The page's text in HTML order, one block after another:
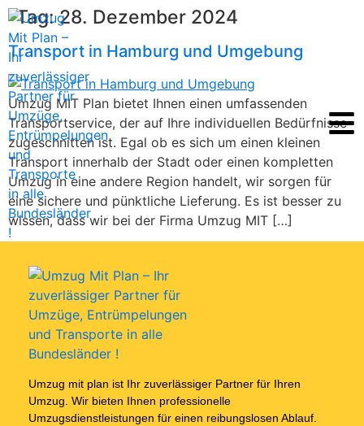
Tag:28. Dezember 2024
Transport in Hamburg und Umgebung
Umzug MIT Plan bietet Ihnen einen umfassenden
Transportservice, der auf Ihre individuellen Bedürfnisse
zugeschnitten ist. Egal ob es sich um einen kleinen
Transport innerhalb der Stadt oder einen kompletten
Umzug in eine andere Region handelt, wir sorgen für
eine sichere und pünktliche Lieferung. Es ist besser zu
wissen, dass wir bei der Firma Umzug MIT […]
Umzug mit plan ist Ihr zuverlässiger Partner für Ihren
Umzug. Wir bieten Ihnen professionelle
Umzugsdienstleistungen für einen reibungslosen Ablauf.